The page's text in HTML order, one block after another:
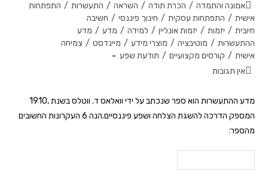
אמונה והתמדה / הכרת תודה / השראה / התעשרות / התפתחות
אישית / התפתחות עסקית / חינוך פיננסי / חשיבה
חיובית / יזמות / יזמות אונליין / למידה / מדע / מדע
ההתעשרות / מוטיבציה / מוצרי מידע / מיינדסט / צמיחה
אישית / קורסים מקצועיים / תודעת שפע
אין תגובות
מדע ההתעשרות הוא ספר שנכתב על ידי וואלאס ד. ווטלס בשנת ,1910
המספק הדרכה להשגת הצלחה ושפע פיננסיים.הנה 6 העקרונות החשובים
מהספר: